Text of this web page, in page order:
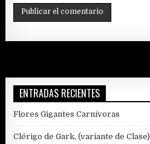
ENTRADAS RECIENTES
Flores Gigantes Carnívoras
Clérigo de Gark, (variante de Clase)